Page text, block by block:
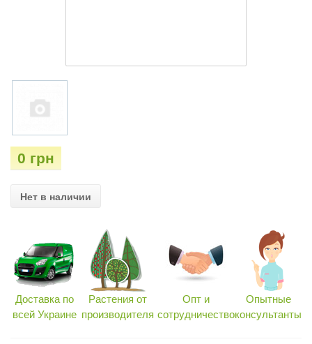
0 грн
Нет в наличии
Доставка по
всей Украине
Растения от
производителя
Опт и
сотрудничество
Опытные
консультанты